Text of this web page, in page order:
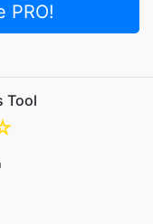
PRO!
Tool